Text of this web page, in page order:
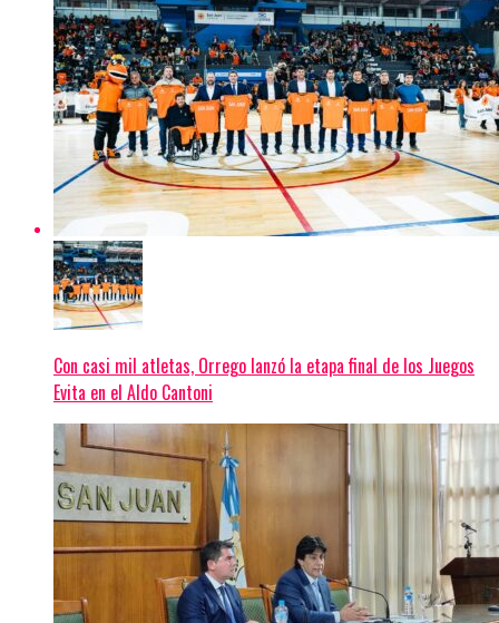
Con casi mil atletas, Orrego lanzó la etapa final de los Juegos
Evita en el Aldo Cantoni